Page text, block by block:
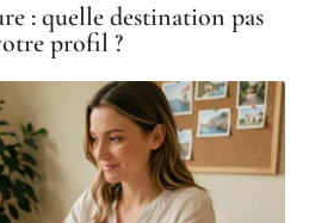
: quelle destination pas
profil ?